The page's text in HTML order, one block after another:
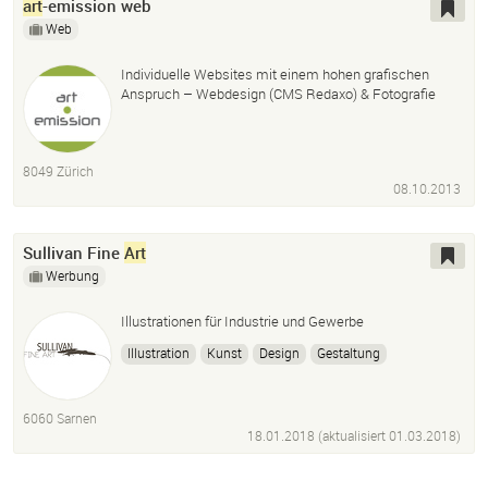
art-emission web
Web
Individuelle Websites mit einem hohen grafischen
Anspruch – Webdesign (CMS Redaxo) & Fotografie
8049 Zürich
08.10.2013
Sullivan Fine Art
Werbung
Illustrationen für Industrie und Gewerbe
Illustration Kunst Design
Gestaltung
6060 Sarnen
18.01.2018 (aktualisiert01.03.2018)